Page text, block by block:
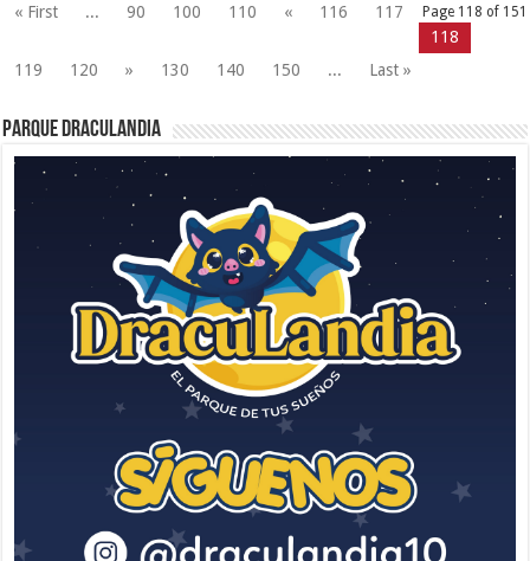
Page 118 of 151
« First ... 90 100 110 « 116
117
118
119
120 » 130 140 150 ... Last »
Parque Draculandia